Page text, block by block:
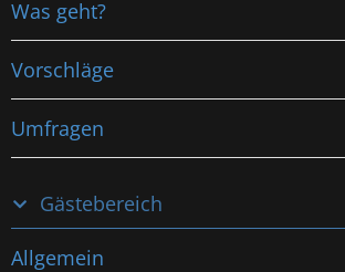
Was geht?
Vorschläge
Umfragen
Gästebereich
Allgemein